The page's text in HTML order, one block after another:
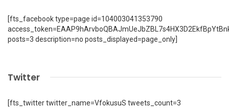
[fts_facebook type=page id=104003041353790
posts=3 description=no posts_displayed=page_only]
Twitter
[fts_twitter twitter_name=VfokusuS tweets_count=3